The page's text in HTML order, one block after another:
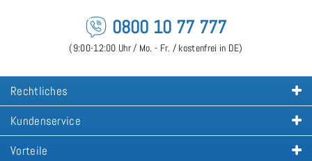
0800 10 77 777
(9:00-12:00 Uhr / Mo. - Fr. / kostenfrei in DE)
Rechtliches
Kundenservice
Vorteile